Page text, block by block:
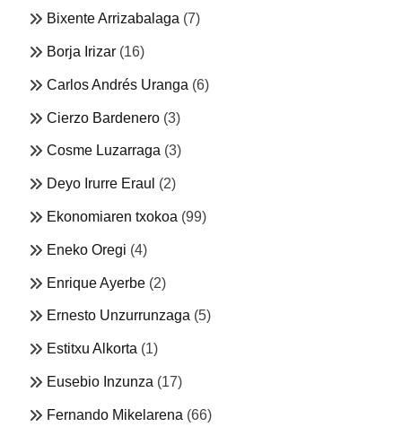
Bixente Arrizabalaga (7)
Borja Irizar (16)
Carlos Andrés Uranga (6)
Cierzo Bardenero (3)
Cosme Luzarraga (3)
Deyo Irurre Eraul (2)
Ekonomiaren txokoa (99)
Eneko Oregi (4)
Enrique Ayerbe (2)
Ernesto Unzurrunzaga (5)
Estitxu Alkorta (1)
Eusebio Inzunza (17)
Fernando Mikelarena (66)